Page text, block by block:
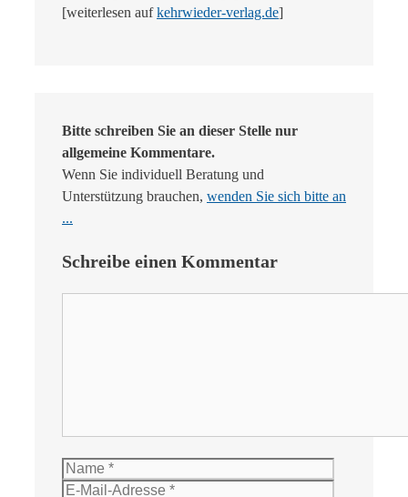
[weiterlesen aufkehrwieder-verlag.de]
Bitte schreiben Sie an dieser Stelle nur
allgemeine Kommentare.
Wenn Sie individuell Beratung und
Unterstützung brauchen, wenden Sie sich bitte an
...
Schreibe einen Kommentar
Name